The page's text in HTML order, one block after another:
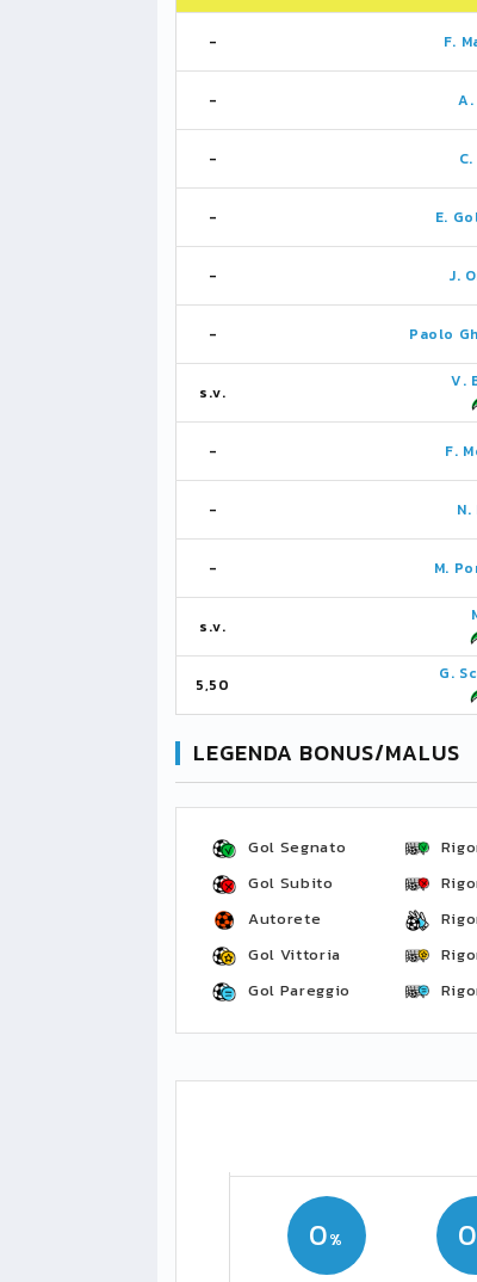
- F.
-
-
- E.
- J.
- Paolo
s.v.
V.
- F.
-
- M.
s.v.
5,50
G.
LEGENDA BONUS/MALUS
Gol Segnato
Gol Subito
Autorete
Gol Vittoria
Gol Pareggio
0 0